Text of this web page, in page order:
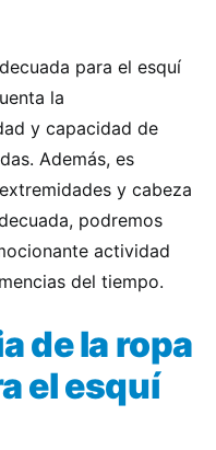
para el esquí
la
y capacidad de
Además, es
y cabeza
podremos
actividad
del tiempo.
de la ropa
el esquí